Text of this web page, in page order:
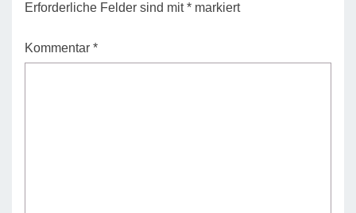
Erforderliche Felder sind mit* markiert
Kommentar *